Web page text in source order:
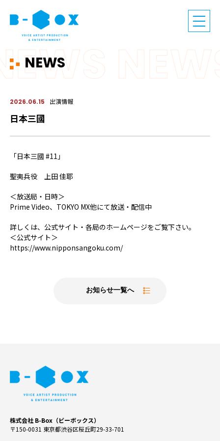
NEWS
2026.06.15 出演情報
日本三國
「日本三國 #11」
聖夷兵役 上田 佳耶
＜放送局・日時＞
Prime Video、TOKYO MX他にて放送・配信中
詳しくは、公式サイト・各局のホームページをご覧下さい。
＜公式サイト＞
https://www.nipponsangoku.com/
お知らせ一覧へ
株式会社 B-Box（ビーボックス）
〒150-0031 東京都渋谷区桜丘町29-33-701